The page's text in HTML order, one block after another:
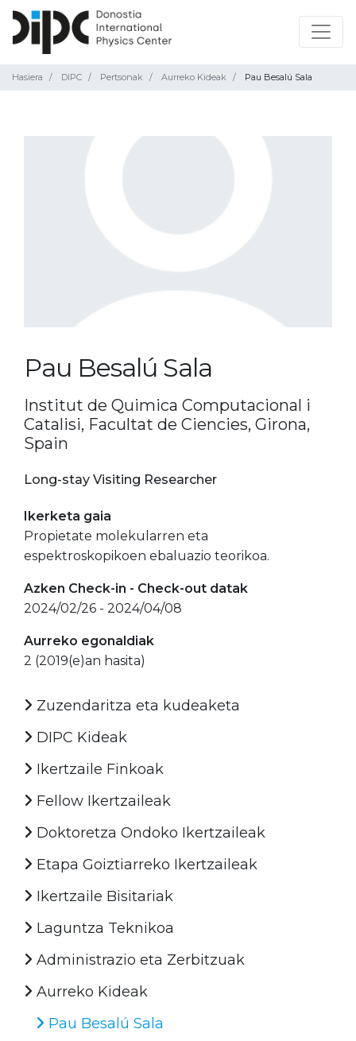
Hasiera DIPC Pertsonak Aurreko Kideak Pau Besalú Sala
Pau Besalú Sala
Institut de Quimica Computacional i
Catalisi, Facultat de Ciencies, Girona,
Spain
Long-stay Visiting Researcher
Ikerketa gaia
Propietate molekularren eta
espektroskopikoen ebaluazio teorikoa.
Azken Check-in - Check-out datak
2024/02/26 - 2024/04/08
Aurreko egonaldiak
2 (2019(e)an hasita)
Zuzendaritza eta kudeaketa
DIPC Kideak
Ikertzaile Finkoak
Fellow Ikertzaileak
Doktoretza Ondoko Ikertzaileak
Etapa Goiztiarreko Ikertzaileak
Ikertzaile Bisitariak
Laguntza Teknikoa
Administrazio eta Zerbitzuak
Aurreko Kideak
Pau Besalú Sala